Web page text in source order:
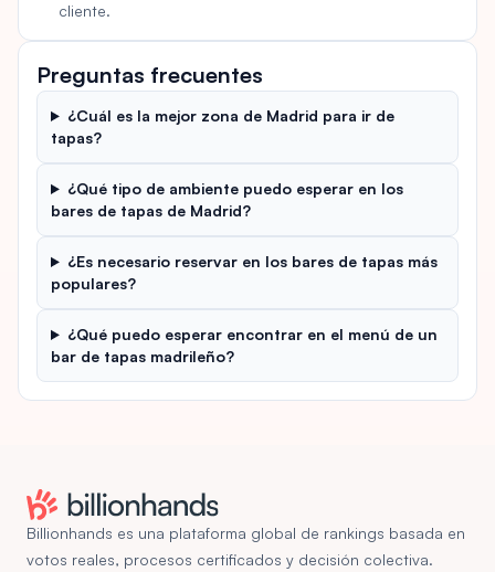
cliente.
Preguntas frecuentes
¿Cuál es la mejor zona de Madrid para ir de
tapas?
¿Qué tipo de ambiente puedo esperar en los
bares de tapas de Madrid?
¿Es necesario reservar en los bares de tapas más
populares?
¿Qué puedo esperar encontrar en el menú de un
bar de tapas madrileño?
Billionhands es una plataforma global de rankings basada en
votos reales, procesos certificados y decisión colectiva.